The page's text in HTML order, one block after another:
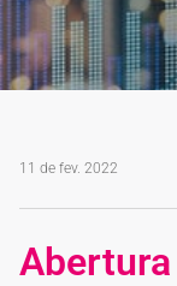
11 de fev. 2022